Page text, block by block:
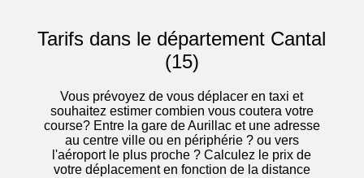
Tarifs dans le département Cantal
(15)
Vous prévoyez de vous déplacer en taxi et
souhaitez estimer combien vous coutera votre
course? Entre la gare de Aurillac et une adresse
au centre ville ou en périphérie ? ou vers
l'aéroport le plus proche ? Calculez le prix de
votre déplacement en fonction de la distance